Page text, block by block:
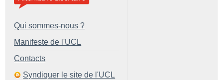
Qui sommes-nous ?
Manifeste de l'UCL
Contacts
Syndiquer le site de l'UCL